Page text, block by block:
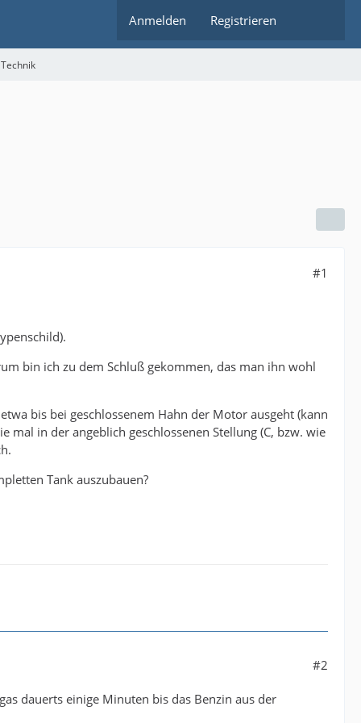
Anmelden Registrieren
#1
bin ich zu dem Schluß gekommen, das man ihn wohl
bis bei geschlossenem Hahn der Motor ausgeht (kann
mal in der angeblich geschlossenen Stellung (C, bzw. wie
Tank auszubauen?
#2
dauerts einige Minuten bis das Benzin aus der